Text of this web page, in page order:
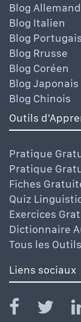
Blog Allemand
Blog Italien
Blog Portugais
Blog Rrusse
Blog Coréen
Blog Japonais
Blog Chinois
Outils
Pratique
Pratique
Fiches
Quiz
Exercices
Dictionnaire
Tous les Outils
Liens sociaux